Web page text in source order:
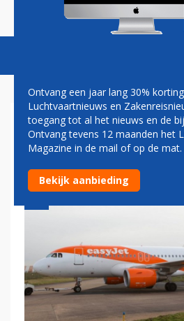
Magazine Podcasts
TOT 1 JULI GEEN
VAN EASYJET-
Ontvang een jaar lang 30%
Luchtvaartnieuws en
toegang tot al het nieuws en de
Ontvang tevens 12 maanden het
Magazine in de mail of op de mat.
Bekijk aanbieding